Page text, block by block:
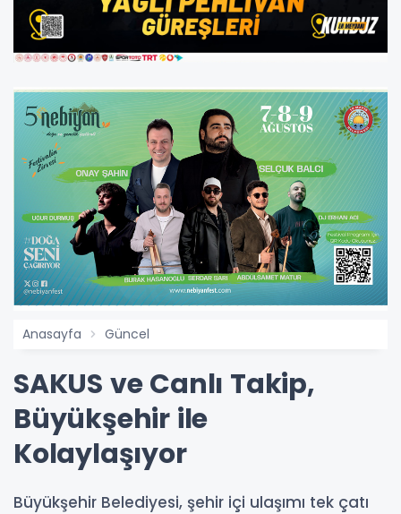
Anasayfa Güncel
SAKUS ve Canlı Takip,
Büyükşehir ile
Kolaylaşıyor
Büyükşehir Belediyesi, şehir içi ulaşımı tek çatı